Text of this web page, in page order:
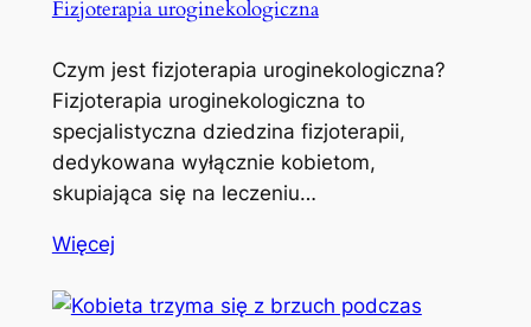
Fizjoterapia uroginekologiczna
Czym jest fizjoterapia uroginekologiczna?
Fizjoterapia uroginekologiczna to
specjalistyczna dziedzina fizjoterapii,
dedykowana wyłącznie kobietom,
skupiająca się na leczeniu…
Więcej